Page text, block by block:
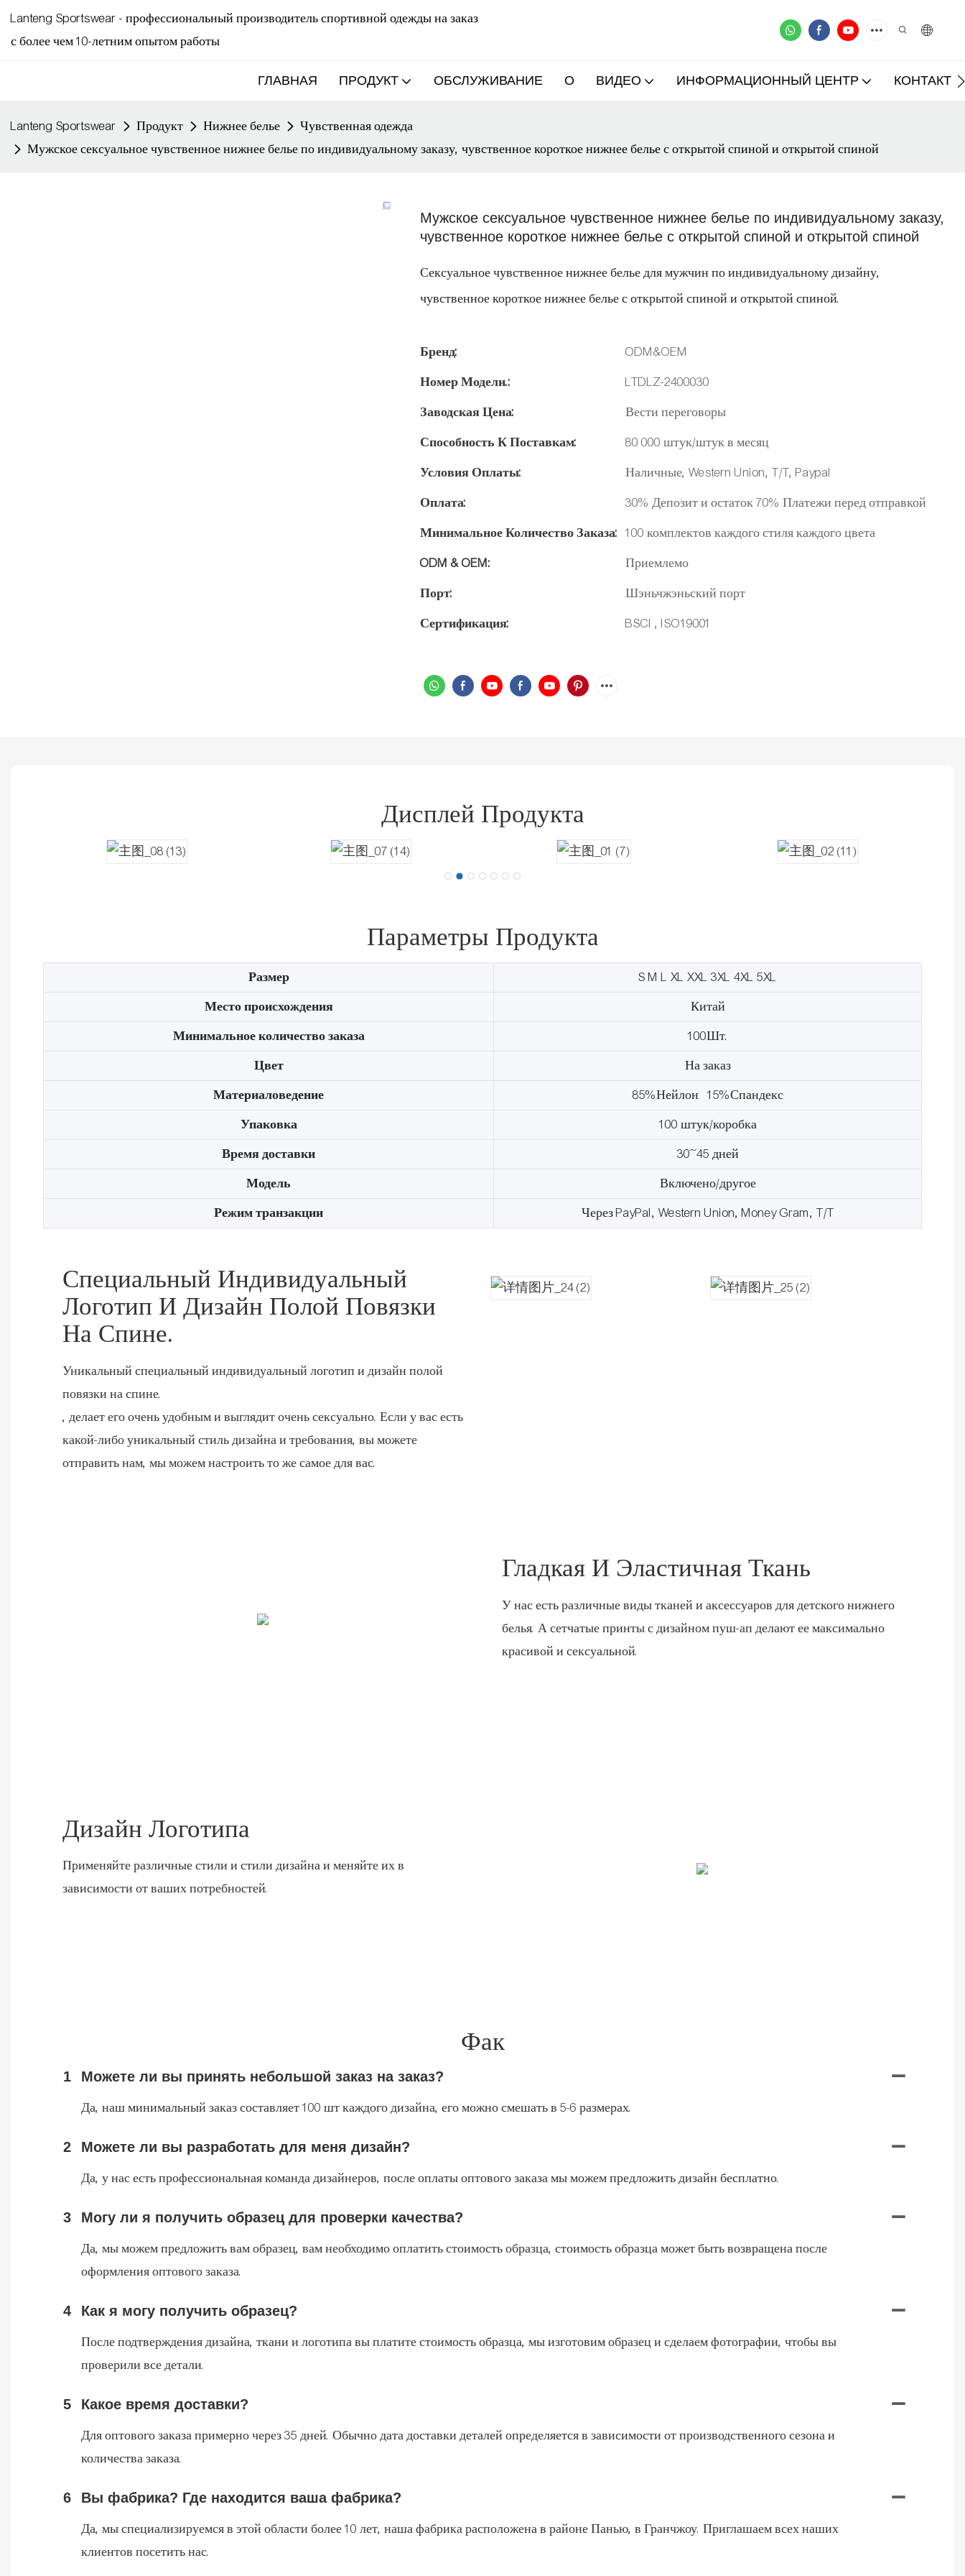
Lanteng Sportswear - профессиональный производитель спортивной одежды на заказ
с более чем 10-летним опытом работы
ГЛАВНАЯ ПРОДУКТ ОБСЛУЖИВАНИЕ О ВИДЕО ИНФОРМАЦИОННЫЙ ЦЕНТР КОНТАКТ
Lanteng Sportswear Продукт Нижнее белье
Чувственная одежда
Мужское сексуальное чувственное нижнее белье по индивидуальному заказу, чувственное короткое нижнее белье с открытой спиной и открытой спиной
Мужское сексуальное чувственное нижнее белье по индивидуальному заказу,
чувственное короткое нижнее белье с открытой спиной и открытой спиной
Сексуальное чувственное нижнее белье для мужчин по индивидуальному дизайну,
чувственное короткое нижнее белье с открытой спиной и открытой спиной.
Бренд:
ODM&OEM
Номер Модели.:
LTDLZ-2400030
Заводская Цена:
Вести переговоры
Способность К Поставкам:
80 000 штук/штук в месяц
Условия Оплаты:
Наличные, Western Union, T/T, Paypal
Оплата:
30% Депозит и остаток 70% Платежи перед отправкой
Минимальное Количество Заказа: 100 комплектов каждого стиля каждого цвета
ODM & OEM:
Приемлемо
Порт:
Шэньчжэньский порт
Сертификация:
BSCI , ISO19001
Дисплей Продукта
Параметры Продукта
Размер
S M L XL XXL 3XL 4XL 5XL
Место происхождения
Китай
Минимальное количество заказа
100Шт.
Цвет
На заказ
Материаловедение
85%Нейлон 15%Спандекс
Упаковка
100 штук/коробка
Время доставки
30~45 дней
Модель
Включено/другое
Режим транзакции
Через PayPal, Western Union, Money Gram, T/T
Специальный Индивидуальный
Логотип И Дизайн Полой Повязки
На Спине.
Уникальный специальный индивидуальный логотип и дизайн полой
повязки на спине.
, делает его очень удобным и выглядит очень сексуально. Если у вас есть
какой-либо уникальный стиль дизайна и требования, вы можете
отправить нам, мы можем настроить то же самое для вас.
Гладкая И Эластичная Ткань
У нас есть различные виды тканей и аксессуаров для детского нижнего
белья. А сетчатые принты с дизайном пуш-ап делают ее максимально
красивой и сексуальной.
Дизайн Логотипа
Применяйте различные стили и стили дизайна и меняйте их в
зависимости от ваших потребностей.
Фак
1 Можете ли вы принять небольшой заказ на заказ?
Да, наш минимальный заказ составляет 100 шт каждого дизайна, его можно смешать в 5-6 размерах.
2 Можете ли вы разработать для меня дизайн?
Да, у нас есть профессиональная команда дизайнеров, после оплаты оптового заказа мы можем предложить дизайн бесплатно.
3 Могу ли я получить образец для проверки качества?
Да, мы можем предложить вам образец, вам необходимо оплатить стоимость образца, стоимость образца может быть возвращена после
оформления оптового заказа.
4 Как я могу получить образец?
После подтверждения дизайна, ткани и логотипа вы платите стоимость образца, мы изготовим образец и сделаем фотографии, чтобы вы
проверили все детали.
5 Какое время доставки?
Для оптового заказа примерно через 35 дней. Обычно дата доставки деталей определяется в зависимости от производственного сезона и
количества заказа.
6 Вы фабрика? Где находится ваша фабрика?
Да, мы специализируемся в этой области более 10 лет, наша фабрика расположена в районе Панью, в Гранчжоу. Приглашаем всех наших
клиентов посетить нас.